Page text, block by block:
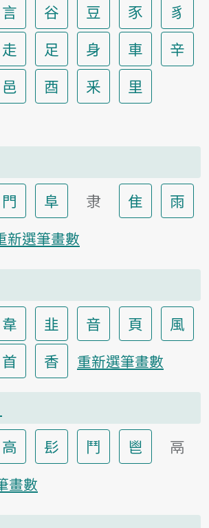
言 谷 豆 豕
豸
走 足 身 車
辛
邑 酉 釆 里
門 阜 隶 隹
雨
新選筆畫數
韋 韭 音 頁
風
首 香 重新選筆畫數
高 髟 鬥 鬯
鬲
畫數